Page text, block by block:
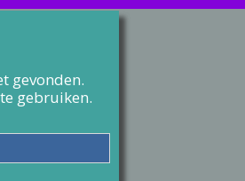
gevonden.
gebruiken.